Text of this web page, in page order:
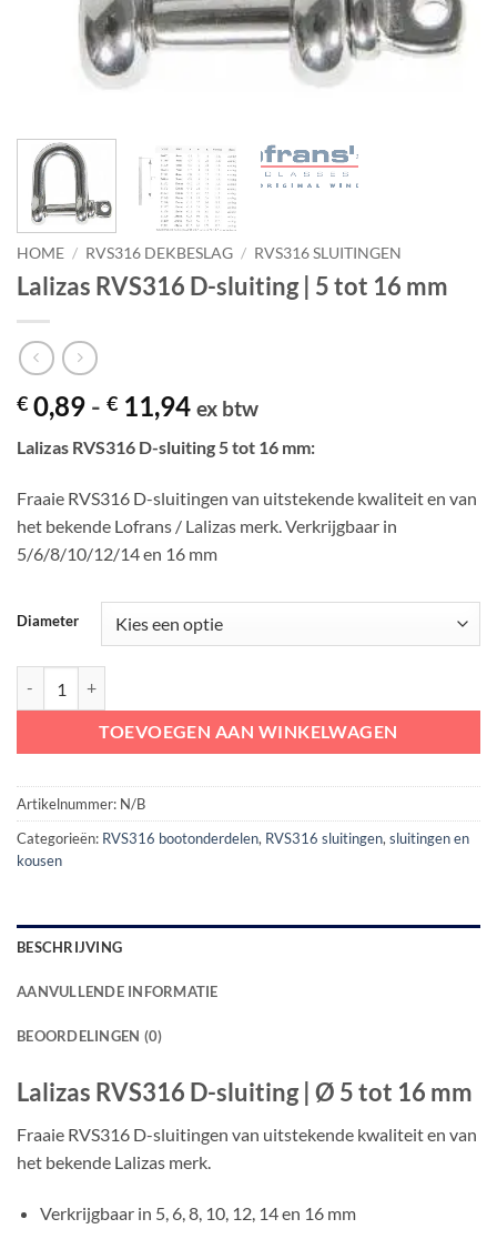
HOME / RVS316 DEKBESLAG / RVS316 SLUITINGEN
Lalizas RVS316 D-sluiting | 5 tot 16 mm
€ 0,89 - € 11,94Prijsklasse:
tot
€ 11,94
ex btw
Lalizas RVS316 D-sluiting 5 tot 16 mm:
Fraaie RVS316 D-sluitingen van uitstekende kwaliteit en van
het bekende Lofrans / Lalizas merk. Verkrijgbaar in
5/6/8/10/12/14 en 16 mm
Diameter
TOEVOEGEN AAN WINKELWAGEN
Artikelnummer: N/B
Categorieën: RVS316 bootonderdelen, RVS316 sluitingen, sluitingen en
kousen
BESCHRIJVING
AANVULLENDE INFORMATIE
BEOORDELINGEN (0)
Lalizas RVS316 D-sluiting | Ø 5 tot 16 mm
Fraaie RVS316 D-sluitingen van uitstekende kwaliteit en van
het bekende Lalizas merk.
Verkrijgbaar in 5, 6, 8, 10, 12, 14 en 16 mm